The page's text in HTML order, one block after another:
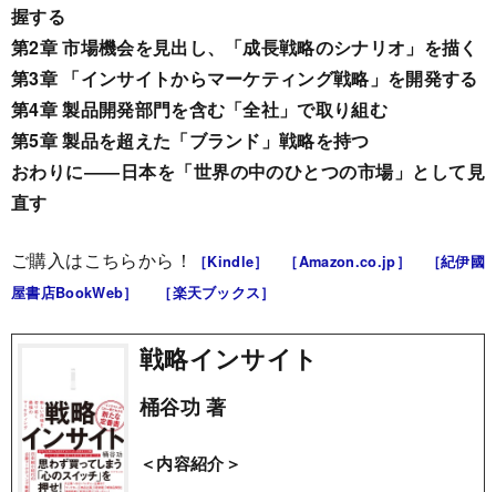
握する
第2章 市場機会を見出し、「成長戦略のシナリオ」を描く
第3章 「インサイトからマーケティング戦略」を開発する
第4章 製品開発部門を含む「全社」で取り組む
第5章 製品を超えた「ブランド」戦略を持つ
おわりに――日本を「世界の中のひとつの市場」として見
直す
ご購入はこちらから！ ［Kindle］ ［Amazon.co.jp］
［紀伊國
屋書店BookWeb］
［楽天ブックス］
戦略インサイト
桶谷功 著
＜内容紹介＞